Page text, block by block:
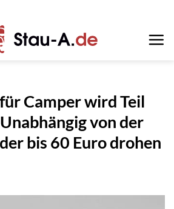
Camper wird Teil
von der
bis 60 Euro drohen